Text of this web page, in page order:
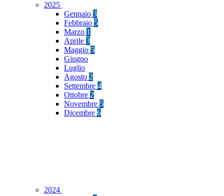
2025
Gennaio 3
Febbraio 5
Marzo 1
Aprile 3
Maggio 5
Giugno
Luglio
Agosto 2
Settembre 4
Ottobre 2
Novembre 5
Dicembre 6
2024